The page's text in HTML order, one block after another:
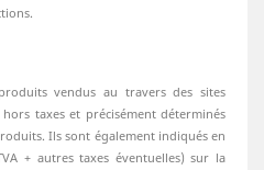
vendus au travers des sites
taxes et précisément déterminés
Ils sont également indiqués en
+ autres taxes éventuelles) sur la